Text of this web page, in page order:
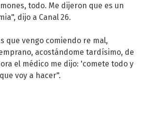
todo. Me dijeron que es un
dijo a Canal 26.
que vengo comiendo re mal,
acostándome tardísimo, de
el médico me dijo: 'comete todo y
voy a hacer".